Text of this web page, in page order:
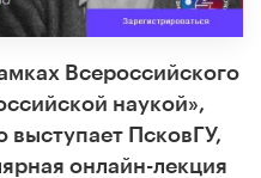
Всероссийского
наукой»,
выступает ПсковГУ,
онлайн-лекция